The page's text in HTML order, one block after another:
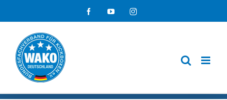
Inhalt
springen
FacebookYouTubeInstagram